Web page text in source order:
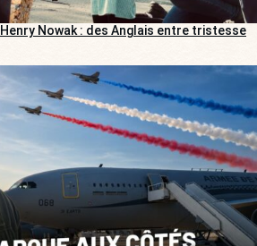
Nowak : des Anglais entre tristesse